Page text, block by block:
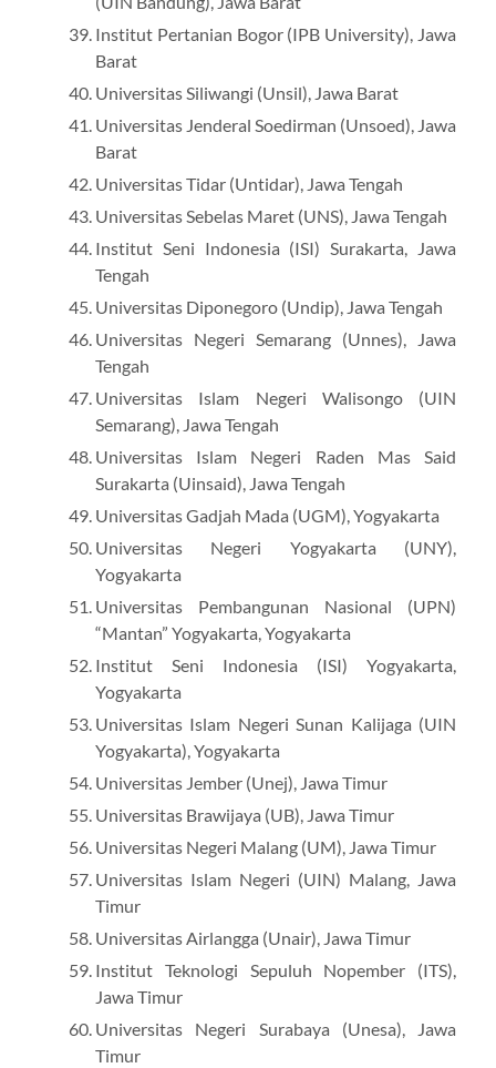
Institut Pertanian Bogor (IPB University), Jawa
Barat
Universitas Siliwangi (Unsil), Jawa Barat
Universitas Jenderal Soedirman (Unsoed), Jawa
Barat
Universitas Tidar (Untidar), Jawa Tengah
Universitas Sebelas Maret (UNS), Jawa Tengah
Institut Seni Indonesia (ISI) Surakarta, Jawa
Tengah
Universitas Diponegoro (Undip), Jawa Tengah
Universitas Negeri Semarang (Unnes), Jawa
Tengah
Universitas Islam Negeri Walisongo (UIN
Semarang), Jawa Tengah
Universitas Islam Negeri Raden Mas Said
Surakarta (Uinsaid), Jawa Tengah
Universitas Gadjah Mada (UGM), Yogyakarta
Universitas Negeri Yogyakarta (UNY),
Yogyakarta
Universitas Pembangunan Nasional (UPN)
“Mantan” Yogyakarta, Yogyakarta
Institut Seni Indonesia (ISI) Yogyakarta,
Yogyakarta
Universitas Islam Negeri Sunan Kalijaga (UIN
Yogyakarta), Yogyakarta
Universitas Jember (Unej), Jawa Timur
Universitas Brawijaya (UB), Jawa Timur
Universitas Negeri Malang (UM), Jawa Timur
Universitas Islam Negeri (UIN) Malang, Jawa
Timur
Universitas Airlangga (Unair), Jawa Timur
Institut Teknologi Sepuluh Nopember (ITS),
Jawa Timur
Universitas Negeri Surabaya (Unesa), Jawa
Timur